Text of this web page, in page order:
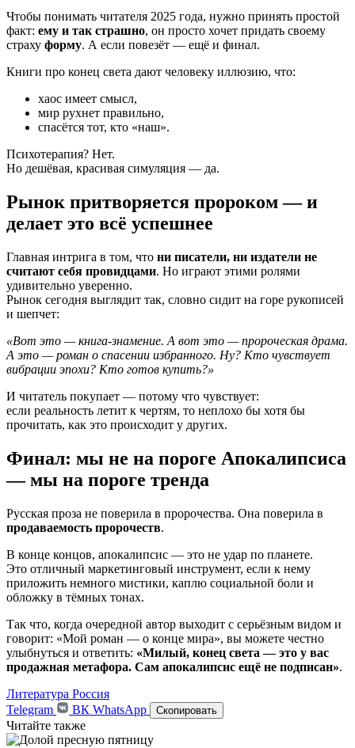
Чтобы понимать читателя 2025 года, нужно принять простой
факт: ему и так страшно, он просто хочет придать своему
страху форму. А если повезёт — ещё и финал.
Книги про конец света дают человеку иллюзию, что:
хаос имеет смысл,
мир рухнет правильно,
спасётся тот, кто «наш».
Психотерапия? Нет.
Но дешёвая, красивая симуляция — да.
Рынок притворяется пророком — и
делает это всё успешнее
Главная интрига в том, что ни писатели, ни издатели не
считают себя провидцами. Но играют этими ролями
удивительно уверенно.
Рынок сегодня выглядит так, словно сидит на горе рукописей
и шепчет:
«Вот это — книга-знамение. А вот это — пророческая драма.
А это — роман о спасении избранного. Ну? Кто чувствует
вибрации эпохи? Кто готов купить?»
И читатель покупает — потому что чувствует:
если реальность летит к чертям, то неплохо бы хотя бы
прочитать, как это происходит у других.
Финал: мы не на пороге Апокалипсиса
— мы на пороге тренда
Русская проза не поверила в пророчества. Она поверила в
продаваемость пророчеств.
В конце концов, апокалипсис — это не удар по планете.
Это отличный маркетинговый инструмент, если к нему
приложить немного мистики, каплю социальной боли и
обложку в тёмных тонах.
Так что, когда очередной автор выходит с серьёзным видом и
говорит: «Мой роман — о конце мира», вы можете честно
улыбнуться и ответить: «Милый, конец света — это у вас
продажная метафора. Сам апокалипсис ещё не подписан».
Литература Россия
Telegram
ВК WhatsApp Скопировать
Читайте также